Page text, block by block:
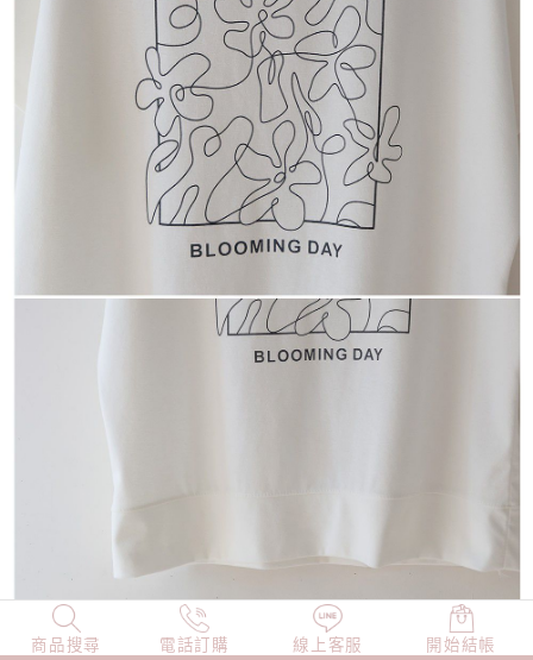
商品搜尋 電話訂購 線上客服 開始結帳
NEW 店長精選 TOP100 小編穿搭